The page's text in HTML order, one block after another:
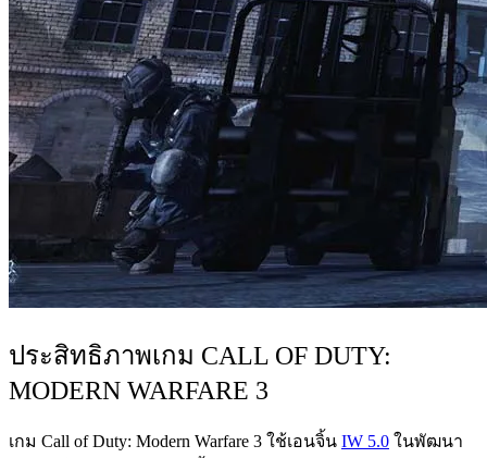
ประสิทธิภาพเกม CALL OF DUTY:
MODERN WARFARE 3
เกม Call of Duty: Modern Warfare 3 ใช้เอนจิ้น IW 5.0 ในพัฒนา